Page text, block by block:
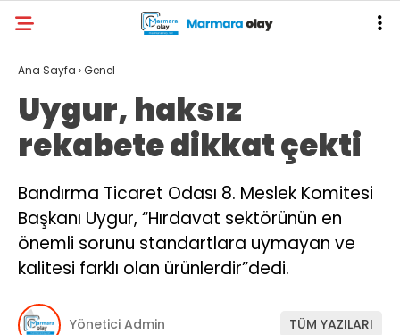
Ana Sayfa ›Genel
Uygur, haksız
rekabete dikkat çekti
Bandırma Ticaret Odası 8. Meslek Komitesi
Başkanı Uygur, “Hırdavat sektörünün en
önemli sorunu standartlara uymayan ve
kalitesi farklı olan ürünlerdir”dedi.
Yönetici Admin TÜM YAZILARI